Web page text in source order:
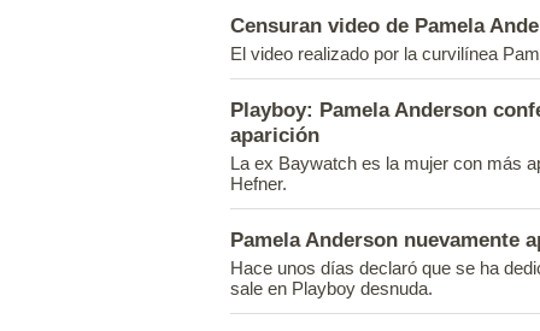
Censuran video de Pamela
El video realizado por la curvilínea
Playboy: Pamela Anderson
aparición
La ex Baywatch es la mujer con más
Hefner.
Pamela Anderson nuevamente
Hace unos días declaró que se ha
sale en Playboy desnuda.